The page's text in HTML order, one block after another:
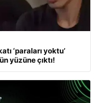
‘paraları yoktu’
yüzüne çıktı!